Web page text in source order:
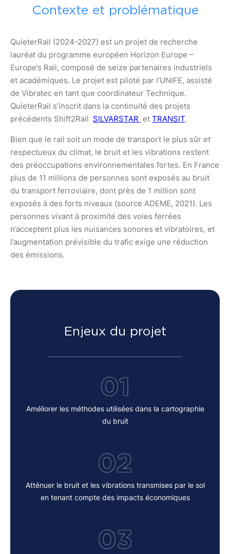
Contexte et problématique
QuieterRail (2024-2027) est un projet de recherche
lauréat du programme européen Horizon Europe –
Europe’s Rail, composé de seize partenaires industriels
et académiques. Le projet est piloté par l’UNIFE, assisté
de Vibratec en tant que coordinateur Technique.
QuieterRail s’inscrit dans la continuité des projets
précédents Shift2Rail SILVARSTAR et TRANSIT.
Bien que le rail soit un mode de transport le plus sûr et
respectueux du climat, le bruit et les vibrations restent
des préoccupations environnementales fortes. En France
plus de 11 millions de personnes sont exposés au bruit
du transport ferroviaire, dont près de 1 million sont
exposés à des forts niveaux (source ADEME, 2021). Les
personnes vivant à proximité des voies ferrées
n’acceptent plus les nuisances sonores et vibratoires, et
l’augmentation prévisible du trafic exige une réduction
des émissions.
Enjeux du projet
01
Améliorer les méthodes utilisées dans la cartographie
du bruit
02
Atténuer le bruit et les vibrations transmises par le sol
en tenant compte des impacts économiques
03